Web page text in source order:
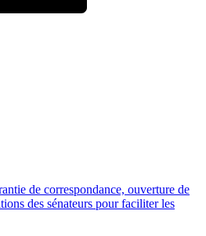
de correspondance, ouverture de
des sénateurs pour faciliter les